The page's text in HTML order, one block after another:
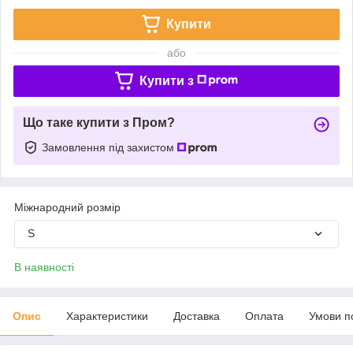
Купити
або
Купити з
Що таке купити з Пром?
Замовлення під захистом
Міжнародний розмір
S
В наявності
Опис Характеристики Доставка Оплата Умови